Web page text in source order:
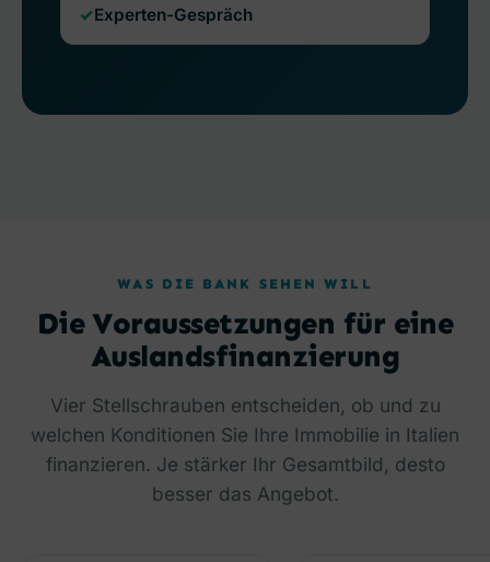
Experten-Gespräch
WAS DIE BANK SEHEN WILL
Die Voraussetzungen für eine
Auslandsfinanzierung
Vier Stellschrauben entscheiden, ob und zu
welchen Konditionen Sie Ihre Immobilie in Italien
finanzieren. Je stärker Ihr Gesamtbild, desto
besser das Angebot.